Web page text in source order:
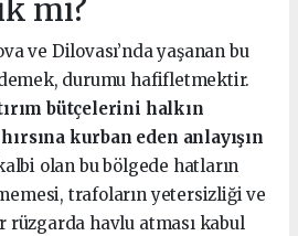
mi?
ve Dilovası’nda yaşanan bu
durumu hafifletmektir.
bütçelerini halkın
kurban eden anlayışın
olan bu bölgede hatların
trafoların yetersizliği ve
rüzgarda havlu atması kabul